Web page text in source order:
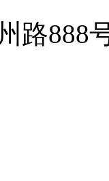
路888